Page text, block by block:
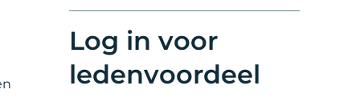
Log in voor
ledenvoordeel